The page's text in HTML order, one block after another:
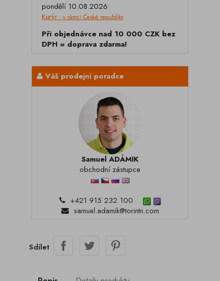
pondělí 10.08.2026
Kurýr - v rámci České republiky
Při objednávce nad 10 000 CZK bez
DPH = doprava zdarma!
Váš prodejní poradce
Samuel ADÁMIK
obchodní zástupce
+421 915 232 100
samuel.adamik@torintn.com
Sdílet